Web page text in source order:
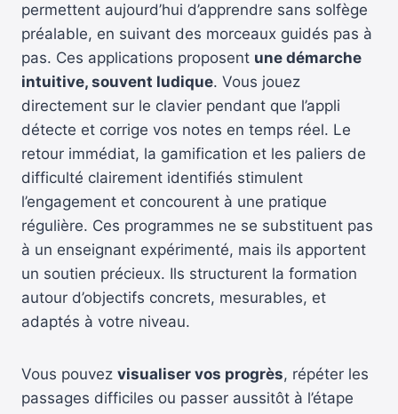
permettent aujourd’hui d’apprendre sans solfège
préalable, en suivant des morceaux guidés pas à
pas. Ces applications proposent une démarche
intuitive, souvent ludique. Vous jouez
directement sur le clavier pendant que l’appli
détecte et corrige vos notes en temps réel. Le
retour immédiat, la gamification et les paliers de
difficulté clairement identifiés stimulent
l’engagement et concourent à une pratique
régulière. Ces programmes ne se substituent pas
à un enseignant expérimenté, mais ils apportent
un soutien précieux. Ils structurent la formation
autour d’objectifs concrets, mesurables, et
adaptés à votre niveau.
Vous pouvez visualiser vos progrès, répéter les
passages difficiles ou passer aussitôt à l’étape